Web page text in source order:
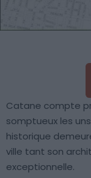
Catane compte
somptueux les
historique
ville tant son
exceptionnelle.